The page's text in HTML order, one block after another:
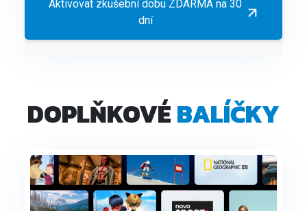
Aktivovat zkušební dobu ZDARMA na 30
dní
DOPLŇKOVÉBALÍČKY